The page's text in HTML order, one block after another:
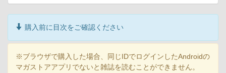
購入前に目次をご確認ください
※ブラウザで購入した場合、同じIDでログインしたAndroidの
マガストアアプリでないと雑誌を読むことができません。